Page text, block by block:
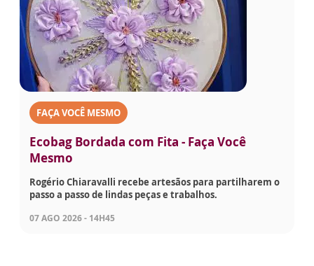
FAÇA VOCÊ MESMO
Ecobag Bordada com Fita - Faça Você
Mesmo
Rogério Chiaravalli recebe artesãos para partilharem o
passo a passo de lindas peças e trabalhos.
07 AGO 2026 - 14H45